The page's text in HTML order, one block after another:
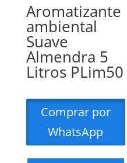
Aromatizante
ambiental
Suave
Almendra 5
Litros PLim50
Comprar por
WhatsApp